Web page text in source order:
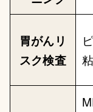
胃がんリ
スク検査